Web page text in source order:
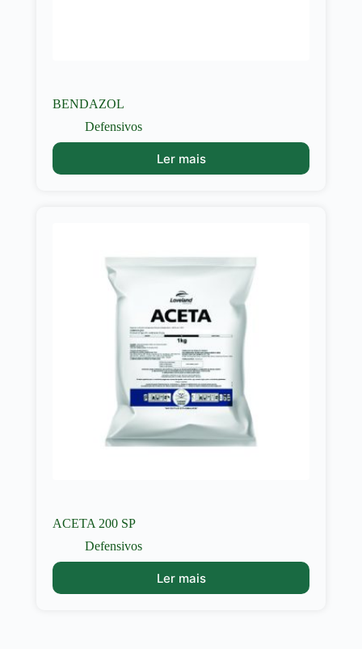
BENDAZOL
Defensivos
Ler mais
ACETA 200 SP
Defensivos
Ler mais